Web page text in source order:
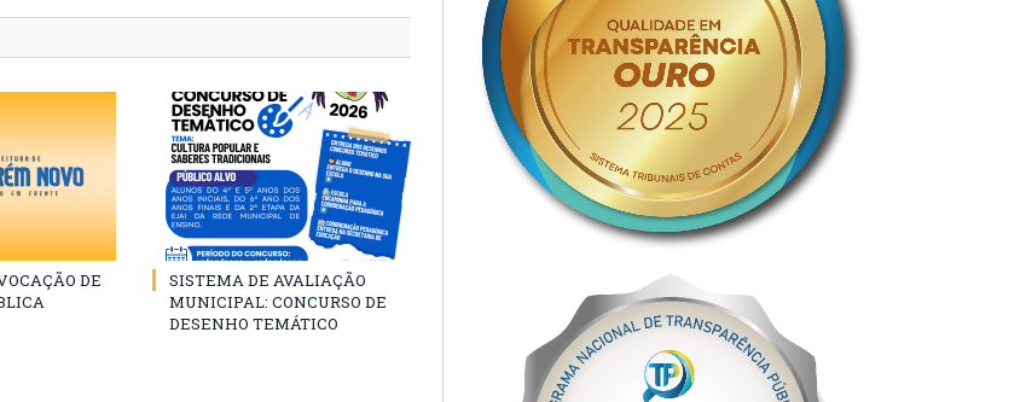
DE
SISTEMA DE AVALIAÇÃO
MUNICIPAL: CONCURSO DE
DESENHO TEMÁTICO